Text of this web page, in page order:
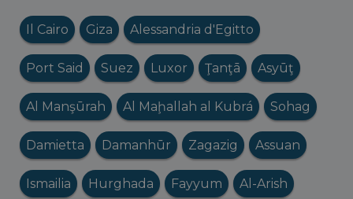
Il Cairo Giza Alessandria d'Egitto
Port Said Suez Luxor Ţanţā Asyūţ
Al Manşūrah Al Maḩallah al Kubrá Sohag
Damietta Damanhūr Zagazig Assuan
Ismailia Hurghada Fayyum Al-Arish